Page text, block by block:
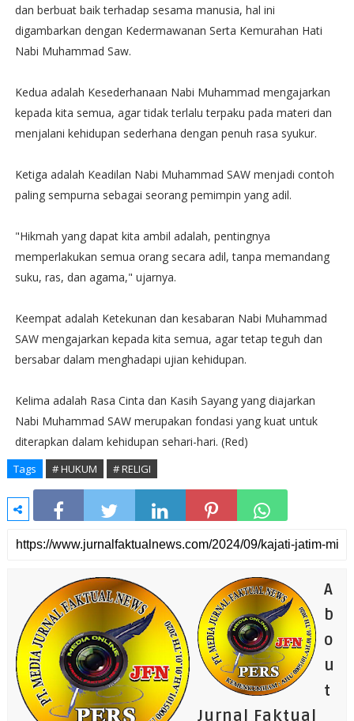
dan berbuat baik terhadap sesama manusia, hal ini
digambarkan dengan Kedermawanan Serta Kemurahan Hati
Nabi Muhammad Saw.
Kedua adalah Kesederhanaan Nabi Muhammad mengajarkan
kepada kita semua, agar tidak terlalu terpaku pada materi dan
menjalani kehidupan sederhana dengan penuh rasa syukur.
Ketiga adalah Keadilan Nabi Muhammad SAW menjadi contoh
paling sempurna sebagai seorang pemimpin yang adil.
"Hikmah yang dapat kita ambil adalah, pentingnya
memperlakukan semua orang secara adil, tanpa memandang
suku, ras, dan agama," ujarnya.
Keempat adalah Ketekunan dan kesabaran Nabi Muhammad
SAW mengajarkan kepada kita semua, agar tetap teguh dan
bersabar dalam menghadapi ujian kehidupan.
Kelima adalah Rasa Cinta dan Kasih Sayang yang diajarkan
Nabi Muhammad SAW merupakan fondasi yang kuat untuk
diterapkan dalam kehidupan sehari-hari. (Red)
Tags # HUKUM # RELIGI
A
b
o
u
t
Jurnal Faktual